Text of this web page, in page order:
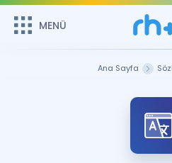
MENÜ
Sepetin Şu
Remzi Hoca ile seni sınava
bekliyor!
MENÜ
Ana Sayfa